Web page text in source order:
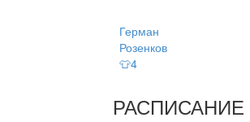
Герман
Розенков
👕4
РАСПИСАНИЕ